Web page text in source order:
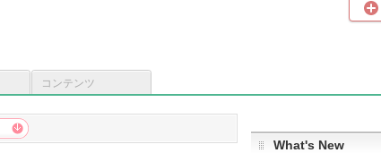
コンテンツ
What's New